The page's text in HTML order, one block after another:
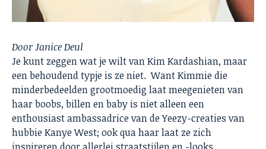
DoorJanice Deul
Je kunt zeggen wat je wilt van Kim Kardashian, maar
een behoudend typje is ze niet. Want Kimmie die
minderbedeelden grootmoedig laat meegenieten van
haar boobs, billen en baby is niet alleen een
enthousiast ambassadrice van de Yeezy-creaties van
hubbie Kanye West; ook qua haar laat ze zich